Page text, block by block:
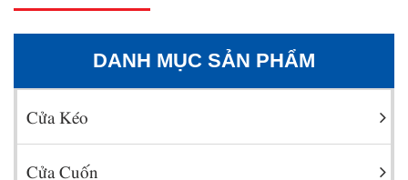
DANH MỤC SẢN PHẨM
Cửa Kéo
Cửa Cuốn